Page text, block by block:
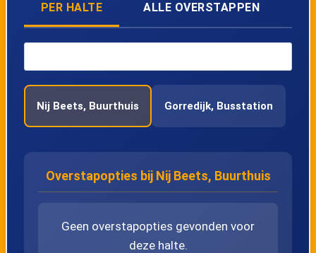
PER HALTE ALLE OVERSTAPPEN
Nij Beets, Buurthuis Gorredijk, Busstation
Overstapopties bij Nij Beets, Buurthuis
Geen overstapopties gevonden voor
deze halte.